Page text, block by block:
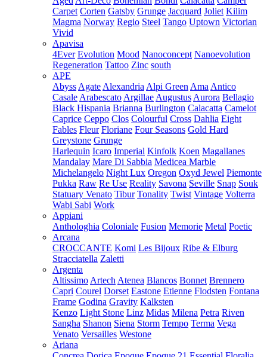
Carpet Corten Gatsby Grunge Jacquard Joliet Kilim
Magma Norway Regio Steel Tango Uptown Victorian
Vivid
Apavisa
4Ever Evolution Mood Nanoconcept Nanoevolution
Regeneration Tattoo Zinc south
APE
Abyss Agate Alexandria Alpi Green Ama Antico
Casale Arabescato Argillae Augustus Aurora Bellagio
Black Hispania Brianna Burlington Calacatta Camelot
Caprice Ceppo Clos Colourful Cross Dahlia Eight
Fables Fleur Floriane Four Seasons Gold Hard
Greystone Grunge
Harlequin Icaro Imperial Kinfolk Koen Magallanes
Mandalay Mare Di Sabbia Medicea Marble
Michelangelo Night Lux Oregon Oxyd Jewel Piemonte
Pukka Raw Re Use Reality Savona Seville Snap Souk
Statuary Venato Tibur Tonality Twist Vintage Volterra
Wabi Sabi Work
Appiani
Anthologhia Coloniale Fusion Memorie Metal Poetic
Arcana
CROCCANTE Komi Les Bijoux Ribe & Elburg
Stracciatella Zaletti
Argenta
Altissimo Artech Atenea Blancos Bonnet Brennero
Capri Courel Dorset Eastone Etienne Flodsten Fontana
Frame Godina Gravity Kalksten
Kenzo Light Stone Linz Midas Milena Petra Riven
Sangha Shanon Siena Storm Tempo Terma Vega
Venato Versailles Westone
Ariana